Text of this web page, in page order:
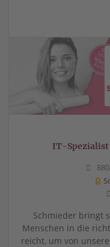
IT-Spezialist
Schmieder bringt
Menschen in die
reicht, um von